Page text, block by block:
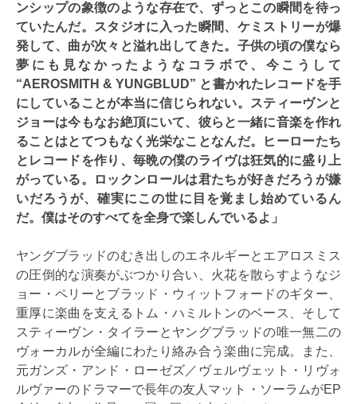
ンシップの象徴のような存在で、ずっとこの瞬間を待っ
ていたんだ。スタジオに入った瞬間、ケミストリーが爆
発して、曲が次々と溢れ出してきた。子供の頃の僕なら
夢にも見なかったようなコラボで、今こうして
“AEROSMITH & YUNGBLUD” と書かれたレコードを手
にしていることが本当に信じられない。スティーヴンと
ジョーは今もなお絶頂にいて、彼らと一緒に音楽を作れ
ることはとてつもなく光栄なことなんだ。ヒーローたち
とレコードを作り、毎晩の僕のライヴは狂気的に盛り上
がっている。ロックンロールは君たちが好きだろうが嫌
いだろうが、確実にこの世に目を覚まし始めているん
だ。僕はそのすべてを全身で楽しんでいるよ」
ヤングブラッドのむき出しのエネルギーとエアロスミス
の圧倒的な演奏がぶつかり合い、火花を散らすようなジ
ョー・ペリーとブラッド・ウィットフォードのギター、
重厚に楽曲を支えるトム・ハミルトンのベース、そして
スティーヴン・タイラーとヤングブラッドの唯一無二の
ヴォーカルが全編にわたり絡み合う楽曲に完成。また、
元ガンズ・アンド・ローゼズ／ヴェルヴェット・リヴォ
ルヴァーのドラマーで長年の友人マット・ソーラムがEP